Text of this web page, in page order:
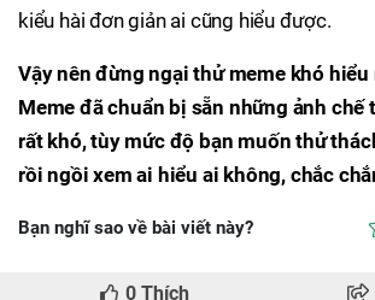
kiểu hài đơn giản ai cũng hiểu được.
Vậy nên đừng ngại thử meme khó hiểu
Meme đã chuẩn bị sẵn những ảnh chế
rất khó, tùy mức độ bạn muốn thử
rồi ngồi xem ai hiểu ai không, chắc
Bạn nghĩ sao về bài viết này?
0 Thích